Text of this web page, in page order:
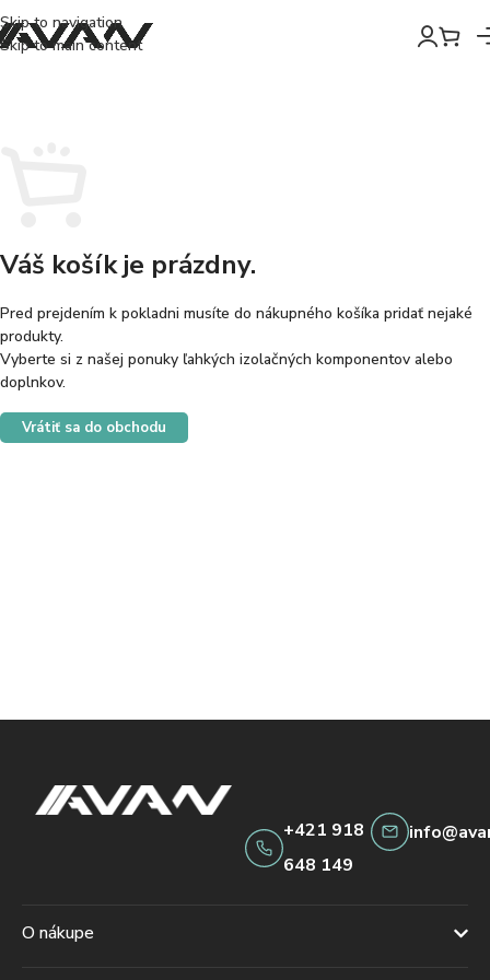
Skip to navigation
Skip to main content
Váš košík je prázdny.
Pred prejdením k pokladni musíte do nákupného košíka pridať nejaké
produkty.
Vyberte si z našej ponuky ľahkých izolačných komponentov alebo
doplnkov.
Vrátiť sa do obchodu
+421 918
648 149
O nákupe